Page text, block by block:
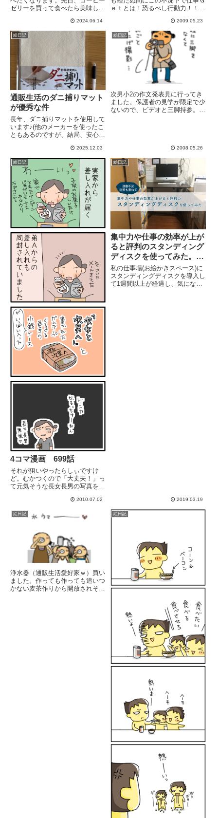
ゼリーを買って食べたら美味しく
(予算的にも)食べ過ぎなのと、市
販品て甘すぎて ちょっとしんど
い。パッケージの裏を見て 添加
物いろいろ入ってるなぁと思う...
2024.06.14
ｅｔとは！恐るべし行動力！！旦
さい。ネタにしました。お宅の奥
様、最強です。
2009.05.23
絵日記
通販生活のダニ捕りマット
が優秀な件
長年、ダニ捕りマットを使用して
います♪(他のメーカーを使ったこ
ともあるのですが、結局、安心面
た。)大きさはA4。ボールペンを
比較に置いてみました(*^^*)足元
に置くよ〜！間違っても頭側に置
いてはいけないwwwマッ...
2025.12.03
絵日記
次男小2の作文発表見に行ってき
ました。保護者の見学が限定で少
ないので、ビデオと三脚持参。頑
と車でウロウロ買い物行っ...
2008.05.26
絵日記
4コマ漫画 699話
それが狙いやったらしぃですけ
ど。むかつくので「大丈夫！」っ
て元気そうな長女長男の写真をメ
根に持つと思うよ。-------------------
---------------------------------...
2010.07.02
絵日記
集中力や仕事の効率が上が
ると評判のスタンディング
ディスクを使ってみた。効
果は
私の仕事場(お絵かきスペース)に
スタンディングディスクを導入し
て1週間以上が経過し、気になっ
2019.03.19
絵日記
浄水器（通販生活愛好家ｗ）買い
ました。作っても作っても追いつ
かない麦茶作りから開放されそう
絵日記